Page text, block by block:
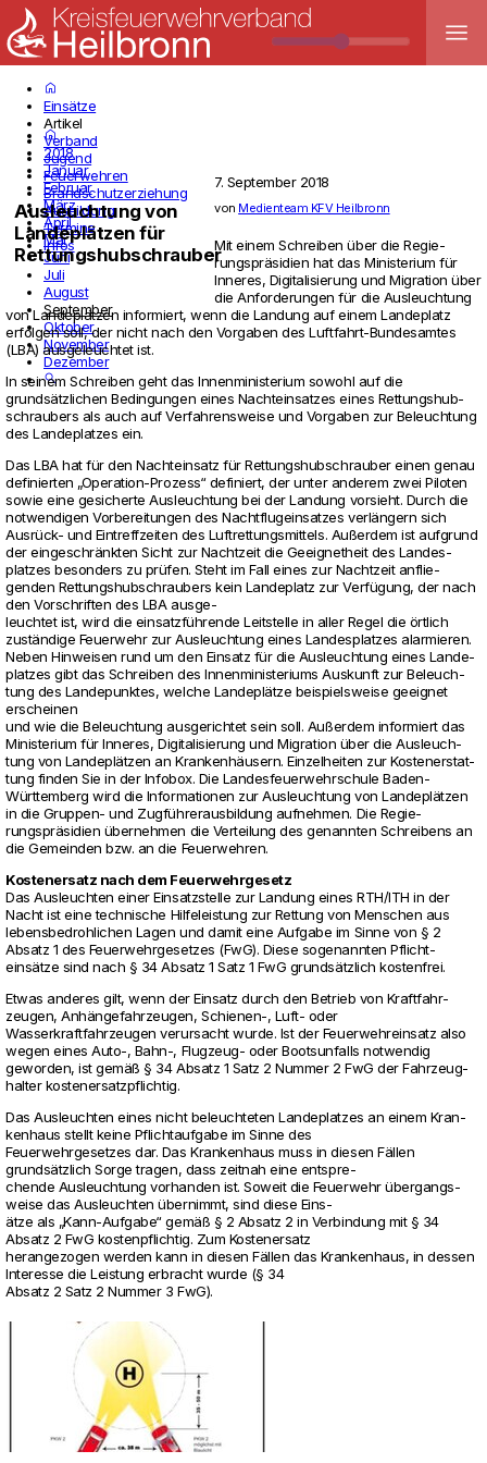
menu
home
Einsätze
Artikel
Verband
Jugend
Feuerwehren
Brandschutzerziehung
Ausbildung
Termine
Infos
home
2018
Januar
Februar
März
April
Mai
Juni
Juli
August
September
Oktober
November
Dezember
search
Ausleuchtung von
Landeplätzen für
Rettungshubschrauber
7. September 2018
von Medienteam KFV Heilbronn
Mit einem Schreiben über die Regie­
rungspräsidien hat das Minis­te­rium für
Inneres, Digi­ta­li­sie­rung und Migra­tion über
die Anfor­de­rungen für die Aus­leuch­tung
von Lan­deplätzen infor­miert, wenn die Lan­dung auf einem Lan­de­platz
erfolgen soll, der nicht nach den Vor­gaben des Luft­fahrt-Bun­des­amtes
(LBA) aus­ge­leuchtet ist.
In seinem Schreiben geht das Innen­mi­nis­te­rium sowohl auf die
grundsätzli­chen Bedin­gungen eines Nacht­ein­satzes eines Ret­tungs­hub­
schrau­bers als auch auf Ver­fah­rens­weise und Vor­gaben zur Beleuch­tung
des Lan­de­platzes ein.
Das LBA hat für den Nacht­ein­satz für Ret­tungs­hub­schrauber einen genau
defi­nierten „Ope­ra­tion-Pro­zess“ defi­niert, der unter anderem zwei Piloten
sowie eine gesi­cherte Aus­leuch­tung bei der Lan­dung vor­sieht. Durch die
not­wen­digen Vor­be­rei­tungen des Nacht­flug­ein­satzes verlängern sich
Ausrück- und Ein­treff­zeiten des Luft­ret­tungs­mit­tels. Außerdem ist auf­grund
der ein­ge­schränkten Sicht zur Nacht­zeit die Geeig­net­heit des Lan­des­
platzes beson­ders zu prüfen. Steht im Fall eines zur Nacht­zeit anflie­
genden Ret­tungs­hub­schrau­bers kein Lan­de­platz zur Verfügung, der nach
den Vor­schriften des LBA ausge-
leuchtet ist, wird die ein­satzführende Leit­stelle in aller Regel die örtlich
zuständige Feu­er­wehr zur Aus­leuch­tung eines Lan­des­platzes alar­mieren.
Neben Hin­weisen rund um den Ein­satz für die Aus­leuch­tung eines Lan­de­
platzes gibt das Schreiben des Innen­mi­nis­te­riums Aus­kunft zur Beleuch­
tung des Lan­de­punktes, welche Lan­deplätze bei­spiels­weise geeignet
erscheinen
und wie die Beleuch­tung aus­ge­richtet sein soll. Außerdem infor­miert das
Minis­te­rium für Inneres, Digi­ta­li­sie­rung und Migra­tion über die Aus­leuch­
tung von Lan­deplätzen an Kran­kenhäusern. Ein­zel­heiten zur Kos­ten­er­stat­
tung finden Sie in der Infobox. Die Lan­des­feu­er­wehr­schule Baden-
Württem­berg wird die Infor­ma­tionen zur Aus­leuch­tung von Lan­deplätzen
in die Gruppen- und Zugführer­aus­bil­dung auf­nehmen. Die Regie­
rungspräsidien über­nehmen die Ver­tei­lung des genannten Schrei­bens an
die Gemeinden bzw. an die Feu­er­wehren.
Kos­ten­er­satz nach dem Feu­er­wehr­ge­setz
Das Aus­leuchten einer Ein­satz­stelle zur Lan­dung eines RTH/ITH in der
Nacht ist eine tech­ni­sche Hil­fe­leis­tung zur Ret­tung von Men­schen aus
lebens­be­droh­li­chen Lagen und damit eine Auf­gabe im Sinne von § 2
Absatz 1 des Feu­er­wehr­ge­setzes (FwG). Diese soge­nannten Pflicht­
einsätze sind nach § 34 Absatz 1 Satz 1 FwG grundsätzlich kos­ten­frei.
Etwas anderes gilt, wenn der Ein­satz durch den Betrieb von Kraft­fahr­
zeugen, Anhänge­fahr­zeugen, Schienen-, Luft- oder
Was­ser­kraft­fahr­zeugen ver­ur­sacht wurde. Ist der Feu­er­wehr­ein­satz also
wegen eines Auto-, Bahn-, Flug­zeug- oder Boots­un­falls not­wendig
geworden, ist gemäß § 34 Absatz 1 Satz 2 Nummer 2 FwG der Fahr­zeug­
halter kos­ten­er­satz­pflichtig.
Das Aus­leuchten eines nicht beleuch­teten Lan­de­platzes an einem Kran­
ken­haus stellt keine Pflicht­auf­gabe im Sinne des
Feu­er­wehr­ge­setzes dar. Das Kran­ken­haus muss in diesen Fällen
grundsätzlich Sorge tragen, dass zeitnah eine ent­spre-
chende Aus­leuch­tung vor­handen ist. Soweit die Feu­er­wehr übergangs­
weise das Aus­leuchten über­nimmt, sind diese Eins-
ätze als „Kann-Auf­gabe“ gemäß § 2 Absatz 2 in Ver­bin­dung mit § 34
Absatz 2 FwG kos­ten­pflichtig. Zum Kos­ten­er­satz
her­an­ge­zogen werden kann in diesen Fällen das Kran­ken­haus, in dessen
Inter­esse die Leis­tung erbracht wurde (§ 34
Absatz 2 Satz 2 Nummer 3 FwG).